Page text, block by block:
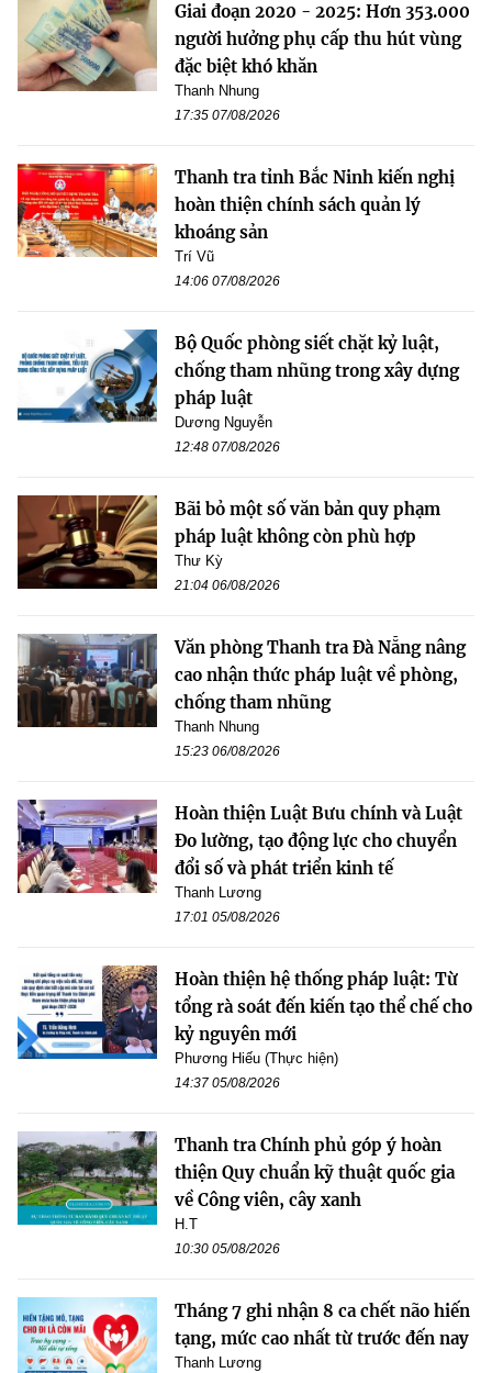
Giai đoạn 2020 - 2025: Hơn 353.000
người hưởng phụ cấp thu hút vùng
đặc biệt khó khăn
Thanh Nhung
17:35 07/08/2026
Thanh tra tỉnh Bắc Ninh kiến nghị
hoàn thiện chính sách quản lý
khoáng sản
Trí Vũ
14:06 07/08/2026
Bộ Quốc phòng siết chặt kỷ luật,
chống tham nhũng trong xây dựng
pháp luật
Dương Nguyễn
12:48 07/08/2026
Bãi bỏ một số văn bản quy phạm
pháp luật không còn phù hợp
Thư Kỳ
21:04 06/08/2026
Văn phòng Thanh tra Đà Nẵng nâng
cao nhận thức pháp luật về phòng,
chống tham nhũng
Thanh Nhung
15:23 06/08/2026
Hoàn thiện Luật Bưu chính và Luật
Đo lường, tạo động lực cho chuyển
đổi số và phát triển kinh tế
Thanh Lương
17:01 05/08/2026
Hoàn thiện hệ thống pháp luật: Từ
tổng rà soát đến kiến tạo thể chế cho
kỷ nguyên mới
Phương Hiếu (Thực hiện)
14:37 05/08/2026
Thanh tra Chính phủ góp ý hoàn
thiện Quy chuẩn kỹ thuật quốc gia
về Công viên, cây xanh
H.T
10:30 05/08/2026
Tháng 7 ghi nhận 8 ca chết não hiến
tạng, mức cao nhất từ trước đến nay
Thanh Lương